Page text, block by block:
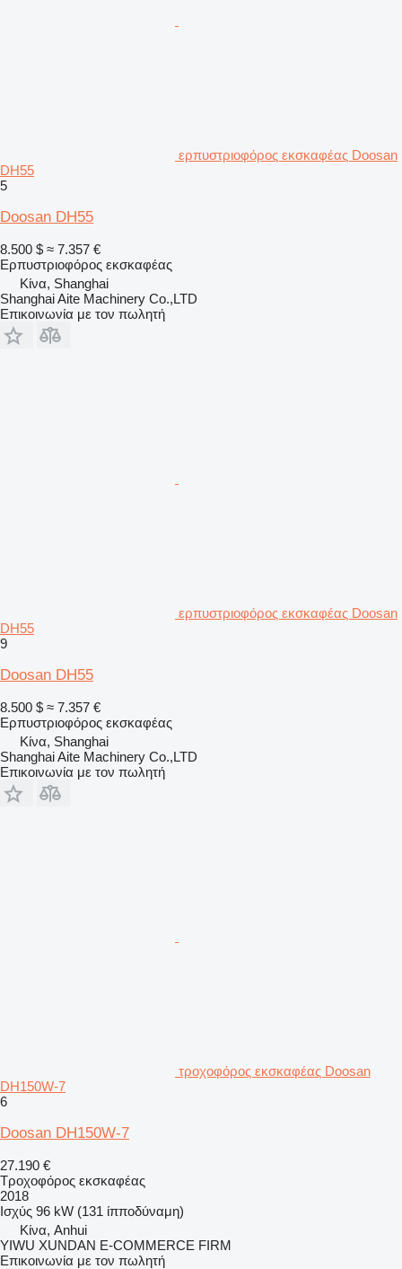
ερπυστριοφόρος εκσκαφέας Doosan
DH55
5
Doosan DH55
8.500 $ ≈ 7.357 €
Ερπυστριοφόρος εκσκαφέας
Κίνα, Shanghai
Shanghai Aite Machinery Co.,LTD
Επικοινωνία με τον πωλητή
ερπυστριοφόρος εκσκαφέας Doosan
DH55
9
Doosan DH55
8.500 $ ≈ 7.357 €
Ερπυστριοφόρος εκσκαφέας
Κίνα, Shanghai
Shanghai Aite Machinery Co.,LTD
Επικοινωνία με τον πωλητή
τροχοφόρος εκσκαφέας Doosan
DH150W-7
6
Doosan DH150W-7
27.190 €
Τροχοφόρος εκσκαφέας
2018
Ισχύς 96 kW (131 ίπποδύναμη)
Κίνα, Anhui
YIWU XUNDAN E-COMMERCE FIRM
Επικοινωνία με τον πωλητή